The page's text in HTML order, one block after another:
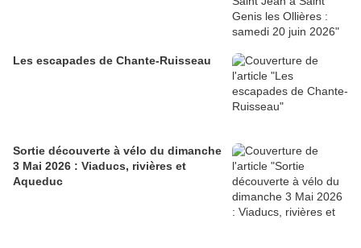
Les escapades de Chante-Ruisseau
Sortie découverte à vélo du dimanche
3 Mai 2026 : Viaducs, rivières et
Aqueduc